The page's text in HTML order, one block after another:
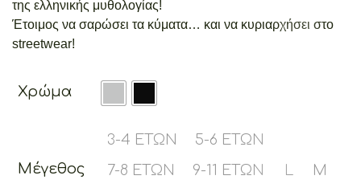
€25.00
της ελληνικής μυθολογίας!
Έτοιμος να σαρώσει τα κύματα… και να κυριαρχήσει στο
streetwear!
Χρώμα
Μέγεθος
3-4 ΕΤΏΝ
5-6 ΕΤΏΝ
7-8 ΕΤΏΝ
9-11 ΕΤΏΝ L
M